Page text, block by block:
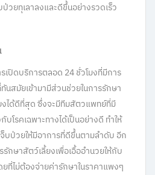
วยทุเลาลงและดีขึ้นอย่างรวดเร็ว
เปิดบริการตลอด 24 ชั่วโมงที่มีการ
ทันสมัยเข้ามามีส่วนช่วยในการรักษา
งได้ดีที่สุด ซึ่งจะมีทีมสัตวแพทย์ที่มี
โรคเฉพาะทางได้เป็นอย่างดี ทำให้
บป่วยให้มีอาการที่ดีขึ้นตามลำดับ อีก
กษาสัตว์เลี้ยงเพื่อเอื้ออำนวยให้กับ
ที่ไม่ต้องจ่ายค่ารักษาในราคาแพงๆ